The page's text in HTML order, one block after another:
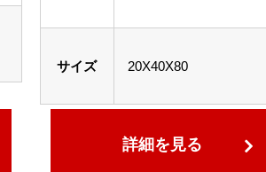
サイズ 20X40X80
詳細を見る